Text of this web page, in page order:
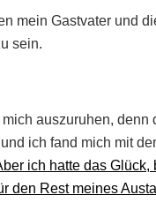
mein Gastvater und
sein.
auszuruhen,
ich fand mich mit
ich hatte das
den Rest meines